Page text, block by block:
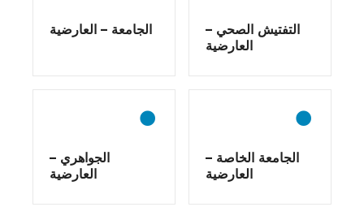
التفتيش الصحي –
العارضية
الجامعة – العارضية
الجامعة الخاصة –
العارضية
الجواهري –
العارضية